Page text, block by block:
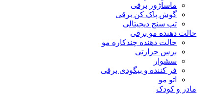
ماساژور برقی
گوش پاک کن برقی
تب سنج دیجیتالی
حالت دهنده مو برقی
حالت دهنده چندکاره مو
برس حرارتی
سشوار
فر کننده و بیگودی برقی
اتو مو
مادر و کودک